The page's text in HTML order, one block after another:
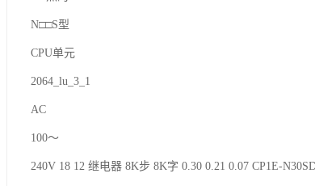
N□□S型
CPU单元
2064_lu_3_1
AC
100～
240V 18 12 继电器 8K步 8K字 0.30 0.21 0.07 CP1E-